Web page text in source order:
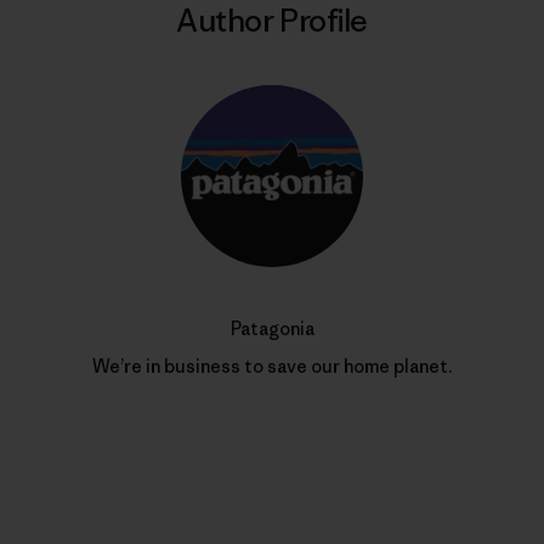
Author Profile
Patagonia
We’re in business to save our home planet.